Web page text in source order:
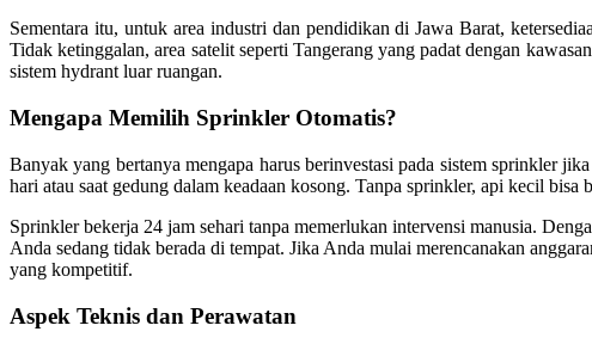
Sementara itu, untuk area industri dan pendidikan di Jawa Barat,
Tidak ketinggalan, area satelit seperti Tangerang yang padat dengan
sistem hydrant luar ruangan.
Mengapa Memilih Sprinkler Otomatis?
Banyak yang bertanya mengapa harus berinvestasi pada sistem sprinkler
hari atau saat gedung dalam keadaan kosong. Tanpa sprinkler, api kecil
Sprinkler bekerja 24 jam sehari tanpa memerlukan intervensi manusia.
Anda sedang tidak berada di tempat. Jika Anda mulai merencanakan
yang kompetitif.
Aspek Teknis dan Perawatan